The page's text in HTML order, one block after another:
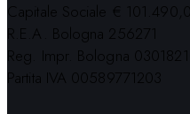
Capitale Sociale €
R.E.A. Bologna 256271
Reg. Impr. Bologna
Partita IVA 00589771203